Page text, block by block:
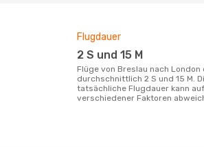
Flugdauer
2 S und 15 M
Flüge von Breslau nach London dauern
durchschnittlich 2 S und 15 M.
tatsächliche Flugdauer kann
verschiedener Faktoren